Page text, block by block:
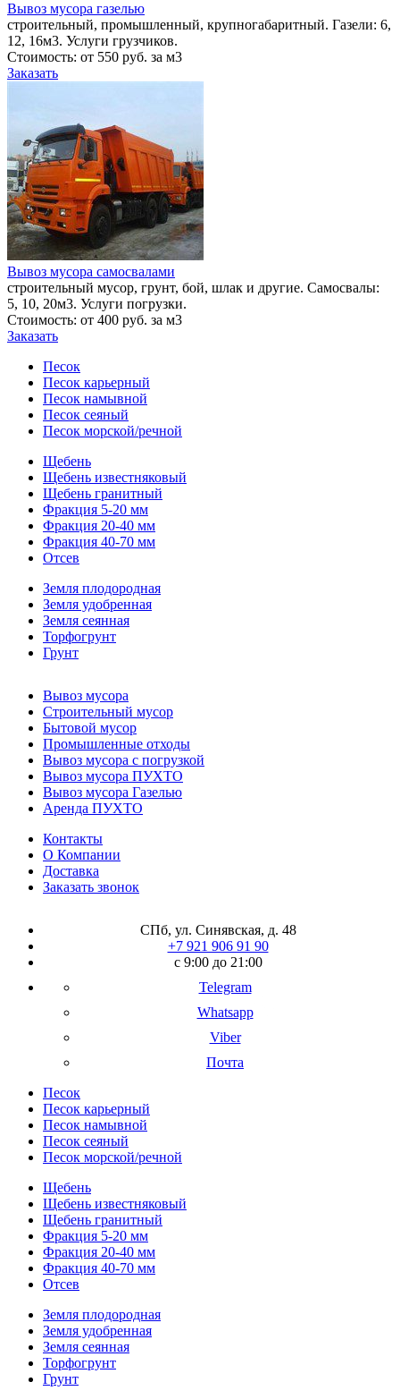
Вывоз мусора газелью
строительный, промышленный, крупногабаритный. Газели: 6,
12, 16м3. Услуги грузчиков.
Стоимость: от 550 руб. за м3
Заказать
Вывоз мусора самосвалами
строительный мусор, грунт, бой, шлак и другие. Самосвалы:
5, 10, 20м3. Услуги погрузки.
Стоимость: от 400 руб. за м3
Заказать
Песок
Песок карьерный
Песок намывной
Песок сеяный
Песок морской/речной
Щебень
Щебень известняковый
Щебень гранитный
Фракция 5-20 мм
Фракция 20-40 мм
Фракция 40-70 мм
Отсев
Земля плодородная
Земля удобренная
Земля сеянная
Торфогрунт
Грунт
Вывоз мусора
Строительный мусор
Бытовой мусор
Промышленные отходы
Вывоз мусора с погрузкой
Вывоз мусора ПУХТО
Вывоз мусора Газелью
Аренда ПУХТО
Контакты
О Компании
Доставка
Заказать звонок
СПб, ул. Синявская, д. 48
+7 921 906 91 90
с 9:00 до 21:00
Telegram
Whatsapp
Viber
Почта
Песок
Песок карьерный
Песок намывной
Песок сеяный
Песок морской/речной
Щебень
Щебень известняковый
Щебень гранитный
Фракция 5-20 мм
Фракция 20-40 мм
Фракция 40-70 мм
Отсев
Земля плодородная
Земля удобренная
Земля сеянная
Торфогрунт
Грунт